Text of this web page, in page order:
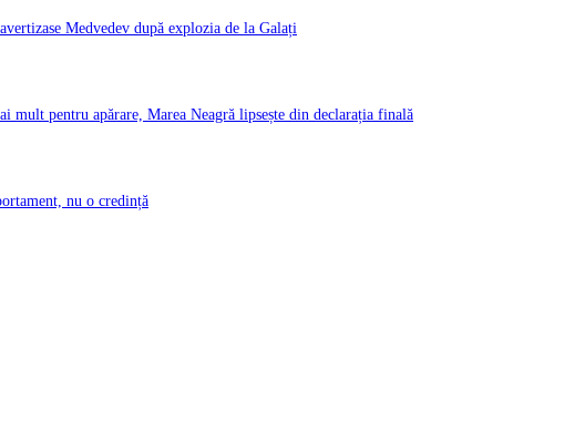
Medvedev după explozia de la Galați
mult pentru apărare, Marea Neagră lipsește din declarația finală
nu o credință